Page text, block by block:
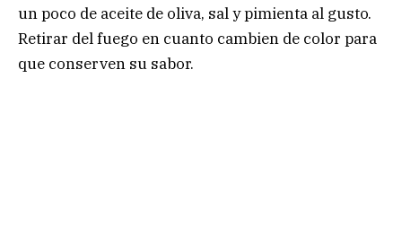
un poco de aceite de oliva, sal y pimienta al gusto.
Retirar del fuego en cuanto cambien de color para
que conserven su sabor.